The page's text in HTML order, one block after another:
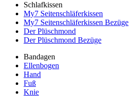
Schlafkissen
My7 Seitenschläferkissen
My7 Seitenschläferkissen Bezüge
Der Plüschmond
Der Plüschmond Bezüge
Bandagen
Ellenbogen
Hand
Fuß
Knie